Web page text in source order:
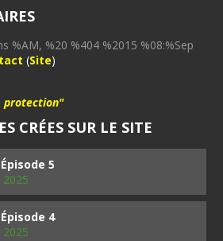
%AM, %20 %404 %2015 %08:%Sep
(Site)
protection"
CRÉES SUR LE SITE
5
4